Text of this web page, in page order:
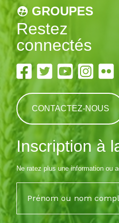
GROUPES
Restez
connectés
CONTACTEZ-NOUS
Inscription à
Ne ratez plus une information ou